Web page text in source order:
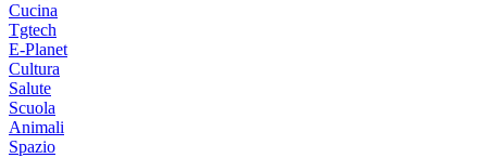
Cucina
Tgtech
E-Planet
Cultura
Salute
Scuola
Animali
Spazio